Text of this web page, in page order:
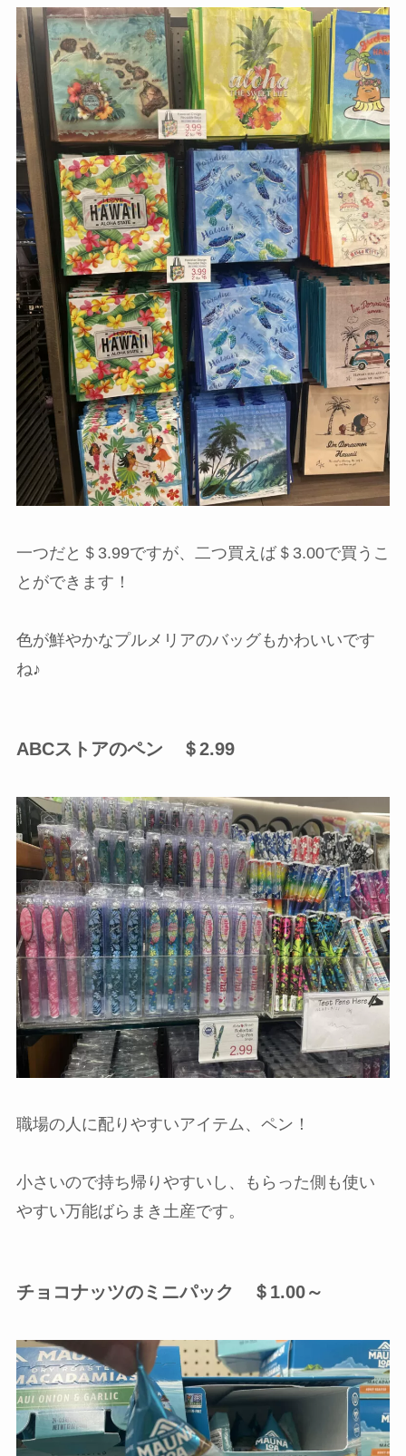
一つだと＄3.99ですが、二つ買えば＄3.00で買うこ
とができます！
色が鮮やかなプルメリアのバッグもかわいいです
ね♪
ABCストアのペン ＄2.99
職場の人に配りやすいアイテム、ペン！
小さいので持ち帰りやすいし、もらった側も使い
やすい万能ばらまき土産です。
チョコナッツのミニパック ＄1.00～